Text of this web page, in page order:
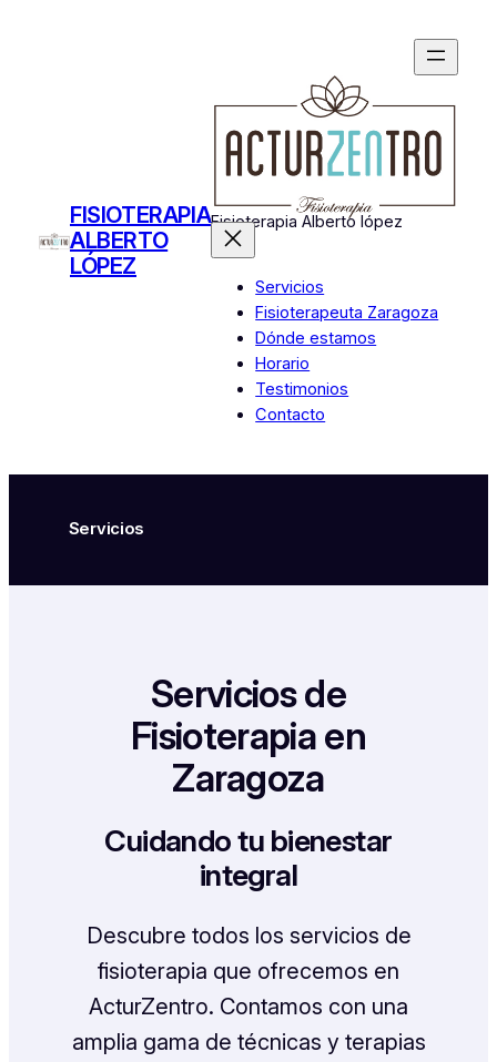
FISIOTERAPIA
ALBERTO
LÓPEZ
Fisioterapia Alberto lópez
Servicios
Fisioterapeuta Zaragoza
Dónde estamos
Horario
Testimonios
Contacto
Servicios
Servicios de
Fisioterapia en
Zaragoza
Cuidando tu bienestar
integral
Descubre todos los servicios de
fisioterapia que ofrecemos en
ActurZentro. Contamos con una
amplia gama de técnicas y terapias